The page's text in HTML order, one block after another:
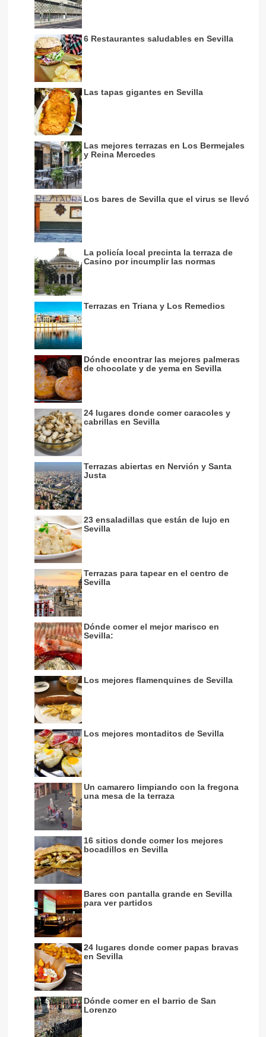
6 Restaurantes saludables en Sevilla
Las tapas gigantes en Sevilla
Las mejores terrazas en Los Bermejales
y Reina Mercedes
Los bares de Sevilla que el virus se llevó
La policía local precinta la terraza de
Casino por incumplir las normas
Terrazas en Triana y Los Remedios
Dónde encontrar las mejores palmeras
de chocolate y de yema en Sevilla
24 lugares donde comer caracoles y
cabrillas en Sevilla
Terrazas abiertas en Nervión y Santa
Justa
23 ensaladillas que están de lujo en
Sevilla
Terrazas para tapear en el centro de
Sevilla
Dónde comer el mejor marisco en
Sevilla:
Los mejores flamenquines de Sevilla
Los mejores montaditos de Sevilla
Un camarero limpiando con la fregona
una mesa de la terraza
16 sitios donde comer los mejores
bocadillos en Sevilla
Bares con pantalla grande en Sevilla
para ver partidos
24 lugares donde comer papas bravas
en Sevilla
Dónde comer en el barrio de San
Lorenzo